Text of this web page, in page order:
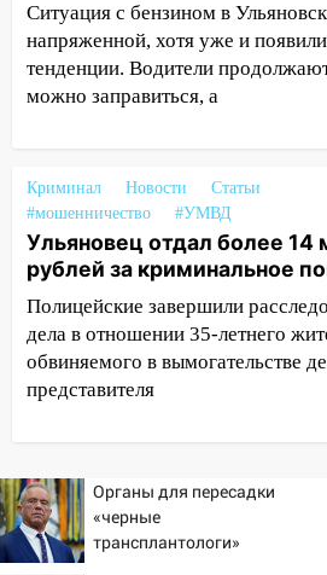
10:16 Внимание! В
объявлена ракетная
10:00
В Старомайнском
51-летний мужчина
застрял в тепловозе
09:44 Ульяновские
юному велосипедисту на
Чернышевского
08:21 В Заволжском
велосипеда
07:18 В Ульяновск идет
тридцатиградусная
06:00
Четыре года
юристы помогли женщине
за плесень на стенах
Ситуация с бензином в
напряженной, хотя уже и
тенденции. Водители
можно заправиться, а
Криминал Новости
Статьи
#мошенничество
#УМВД
Ульяновец отдал более 14
рублей за криминальное
Полицейские завершили
дела в отношении 35-летнего
обвиняемого в вымогательстве
представителя
Органы для пересадки
«черные
трансплантологи»